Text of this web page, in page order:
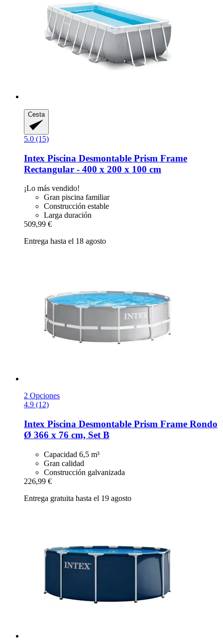
Cesta
5.0 (15)
Intex Piscina Desmontable Prism Frame
Rectangular -​ 400 x 200 x 100 cm
¡Lo más vendido!
Gran piscina familiar
Construcción estable
Larga duración
509,99 €
Entrega hasta el 18 agosto
2 Opciones
4.9 (12)
Intex Piscina Desmontable Prism Frame Rondo
Ø 366 x 76 cm, Set B
Capacidad 6,5 m³
Gran calidad
Construcción galvanizada
226,99 €
Entrega gratuita hasta el 19 agosto